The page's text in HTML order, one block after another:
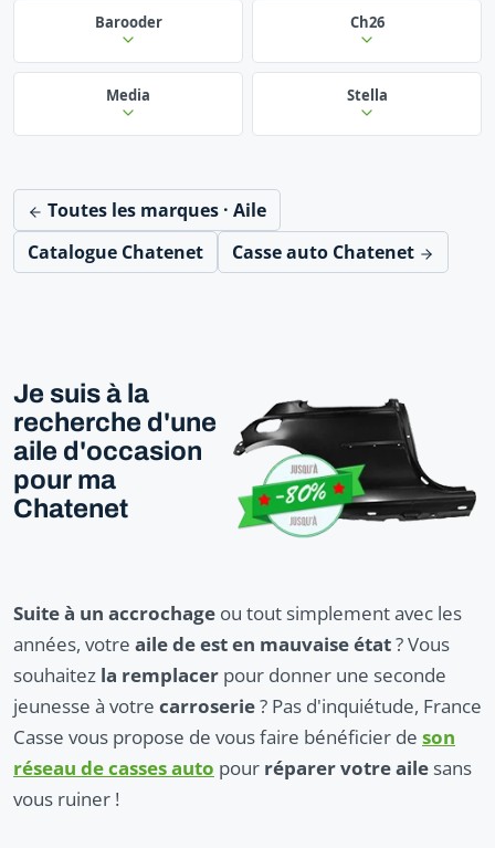
Barooder Ch26
Media Stella
Toutes les marques · Aile
Catalogue Chatenet
Casse auto Chatenet
Je suis à la
recherche d'une
aile d'occasion
pour ma
Chatenet
Suite à un accrochage ou tout simplement avec les
années, votre aile de est en mauvaise état? Vous
souhaitez la remplacer pour donner une seconde
jeunesse à votre carroserie? Pas d'inquiétude, France
Casse vous propose de vous faire bénéficier de son
réseau de casses auto pour réparer votre aile sans
vous ruiner !